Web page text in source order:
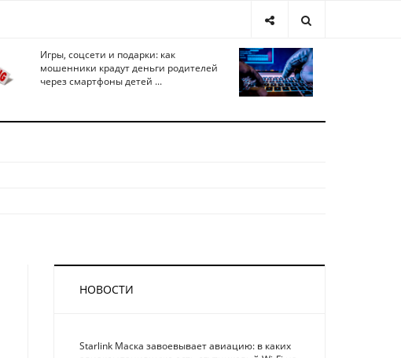
Игры, соцсети и подарки: как
мошенники крадут деньги родителей
через смартфоны детей ...
НОВОСТИ
Starlink Маска завоевывает авиацию: в каких